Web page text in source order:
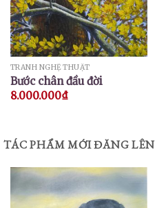
TRANH NGHỆ THUẬT
Bước chân đầu đời
8.000.000₫
TÁC PHẨM MỚI ĐĂNG LÊN